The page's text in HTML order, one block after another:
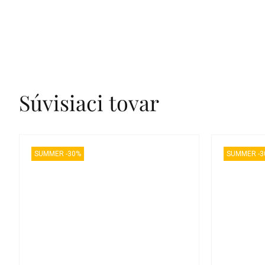
Súvisiaci tovar
SUMMER -30% SUMMER -